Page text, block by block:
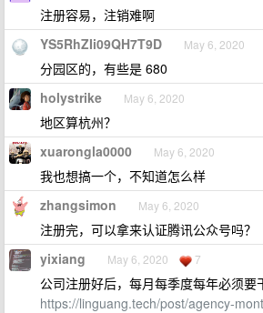
注册容易，注销难啊
YS5RhZIi09QH7T9D May 6, 2020
分园区的，有些是 680
holystrike May 6, 2020
地区算杭州？
xuarongla0000 May 6, 2020
我也想搞一个，不知道怎么样
zhangsimon May 6, 2020
注册完，可以拿来认证腾讯公众号吗？
yixiang May 6, 2020 7
公司注册好后，每月每季度每年必须要
https://linguang.tech/post/agency-